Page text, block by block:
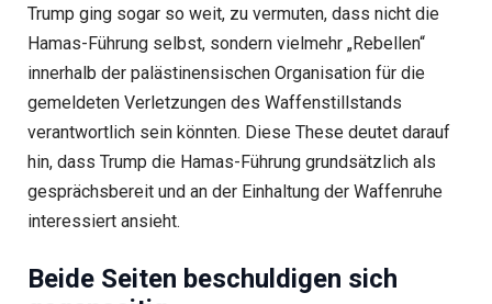
Trump ging sogar so weit, zu vermuten, dass nicht die
Hamas-Führung selbst, sondern vielmehr „Rebellen“
innerhalb der palästinensischen Organisation für die
gemeldeten Verletzungen des Waffenstillstands
verantwortlich sein könnten. Diese These deutet darauf
hin, dass Trump die Hamas-Führung grundsätzlich als
gesprächsbereit und an der Einhaltung der Waffenruhe
interessiert ansieht.
Beide Seiten beschuldigen sich